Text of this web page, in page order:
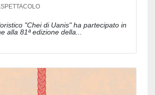
"Chei di Uanis" ha partecipato in
alla 81ª edizione della...